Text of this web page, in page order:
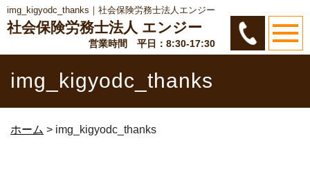
img_kigyodc_thanks｜社会保険労務士法人エンジー
社会保険労務士法人 エンジー
営業時間 平日：8:30-17:30
img_kigyodc_thanks
ホーム > img_kigyodc_thanks